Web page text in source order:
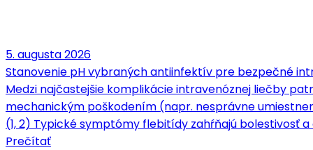
5. augusta 2026
Stanovenie pH vybraných antiinfektív pre bezpečné
Medzi najčastejšie komplikácie intravenóznej liečby
mechanickým poškodením (napr. nesprávne
(1, 2) Typické symptómy flebitídy zahŕňajú bolestivosť
Prečítať